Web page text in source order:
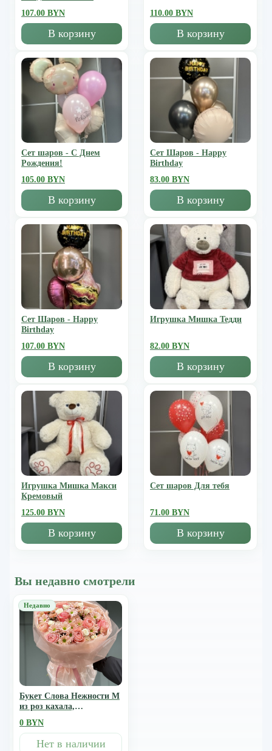
107.00 BYN
В корзину
110.00 BYN
В корзину
Сет шаров - С Днем
Рождения!
105.00 BYN
В корзину
Сет Шаров - Happy
Birthday
83.00 BYN
В корзину
Сет Шаров - Happy
Birthday
107.00 BYN
В корзину
Игрушка Мишка Тедди
82.00 BYN
В корзину
Игрушка Мишка Mакси
Кремовый
125.00 BYN
В корзину
Сет шаров Для тебя
71.00 BYN
В корзину
Вы недавно смотрели
Букет Слова Нежности M
из роз кахала,
кустовых роз порцелина
0 BYN
Нет в наличии